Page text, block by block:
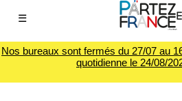
☰
Nos bureaux sont fermés du 27/07 au
quotidienne le 24/08/